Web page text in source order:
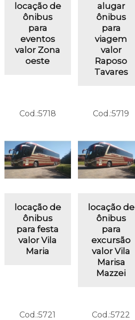
locação de
ônibus
para
eventos
valor Zona
oeste
alugar
ônibus
para
viagem
valor
Raposo
Tavares
Cod.:5718
locação de
ônibus
para festa
valor Vila
Maria
Cod.:5719
locação de
ônibus
para
excursão
valor Vila
Marisa
Mazzei
Cod.:5721 Cod.:5722